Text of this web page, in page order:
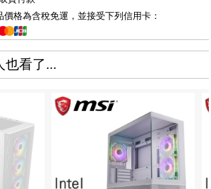
格為含稅免運，並接受下列信用卡：
也看了...